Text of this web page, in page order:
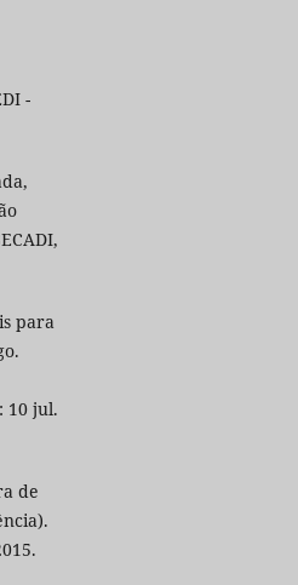
-
para
10 jul.
de